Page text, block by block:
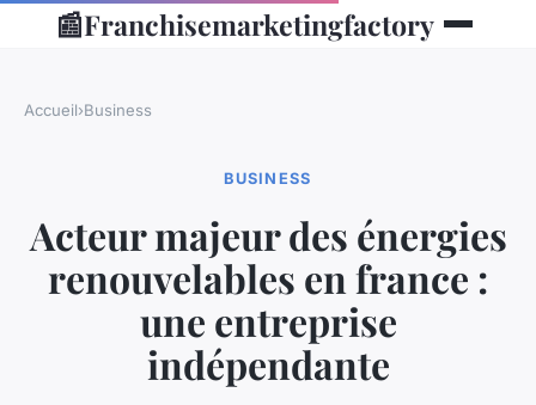
📰Franchisemarketingfactory
Accueil›Business
BUSINESS
Acteur majeur des énergies
renouvelables en france :
une entreprise
indépendante